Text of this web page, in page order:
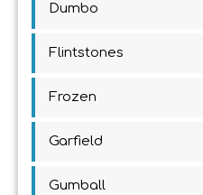
Dumbo
Flintstones
Frozen
Garfield
Gumball